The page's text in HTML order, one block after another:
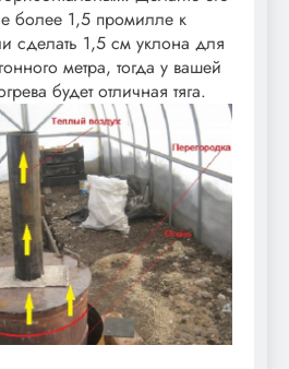
более 1,5 промилле к
сделать 1,5 см уклона для
метра, тогда у вашей
будет отличная тяга.